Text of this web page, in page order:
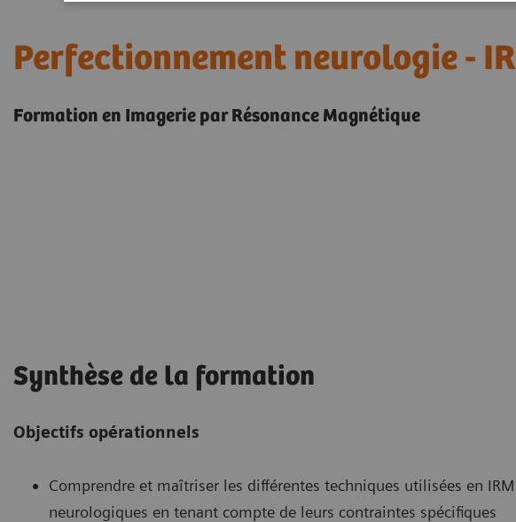
Perfectionnement neurologie -
Formation en Imagerie par Résonance Magnétique
Synthèse de la formation
Objectifs opérationnels
Comprendre et maîtriser les différentes techniques utilisées en
neurologiques en tenant compte de leurs contraintes spécifiques